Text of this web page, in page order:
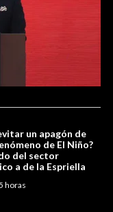
un apagón de
de El Niño?
del sector
a de la Espriella
horas